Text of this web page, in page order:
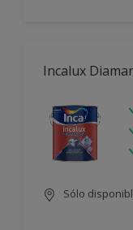
Incalux
Sólo